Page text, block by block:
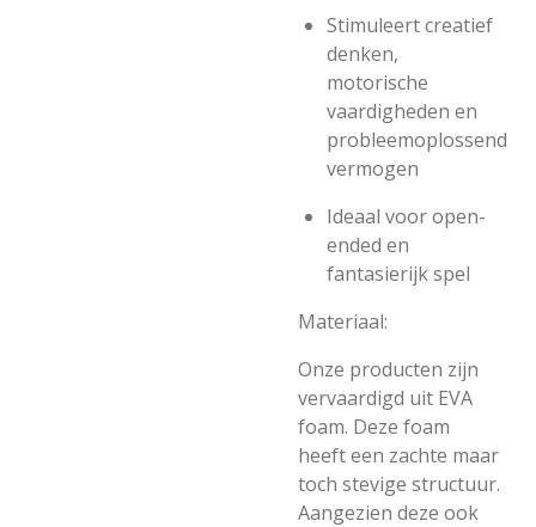
Stimuleert creatief
denken,
motorische
vaardigheden en
probleemoplossend
vermogen
Ideaal voor open-
ended en
fantasierijk spel
Materiaal:
Onze producten zijn
vervaardigd uit EVA
foam. Deze foam
heeft een zachte maar
toch stevige structuur.
Aangezien deze ook